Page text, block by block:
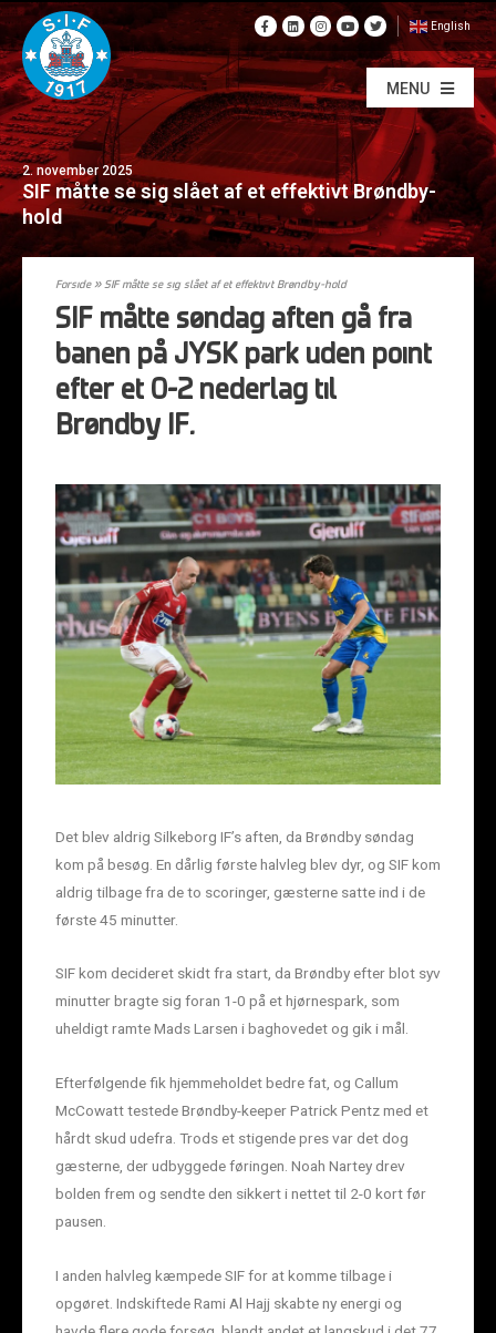
English
MENU
2. november 2025
SIF måtte se sig slået af et effektivt Brøndby-
hold
Forside»SIF måtte se sig slået af et effektivt Brøndby-hold
SIF måtte søndag aften gå fra
banen på JYSK park uden point
efter et 0-2 nederlag til
Brøndby IF.
Det blev aldrig Silkeborg IF’s aften, da Brøndby søndag
kom på besøg. En dårlig første halvleg blev dyr, og SIF kom
aldrig tilbage fra de to scoringer, gæsterne satte ind i de
første 45 minutter.
SIF kom decideret skidt fra start, da Brøndby efter blot syv
minutter bragte sig foran 1-0 på et hjørnespark, som
uheldigt ramte Mads Larsen i baghovedet og gik i mål.
Efterfølgende fik hjemmeholdet bedre fat, og Callum
McCowatt testede Brøndby-keeper Patrick Pentz med et
hårdt skud udefra. Trods et stigende pres var det dog
gæsterne, der udbyggede føringen. Noah Nartey drev
bolden frem og sendte den sikkert i nettet til 2-0 kort før
pausen.
I anden halvleg kæmpede SIF for at komme tilbage i
opgøret. Indskiftede Rami Al Hajj skabte ny energi og